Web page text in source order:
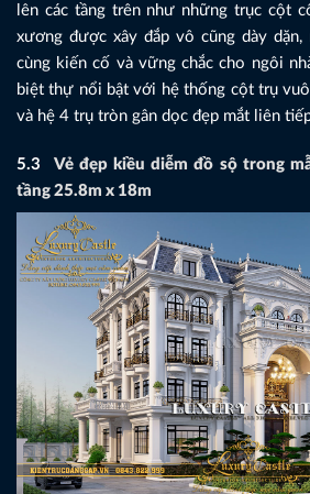
lên các tầng trên như những trục cột
xương được xây đắp vô cũng dày dặn,
cùng kiến cố và vững chắc cho ngôi
biệt thự nổi bật với hệ thống cột trụ
và hệ 4 trụ tròn gân dọc đẹp mắt liên
5.3Vẻ đẹp kiều diễm đồ sộ trong
tầng 25.8m x 18m